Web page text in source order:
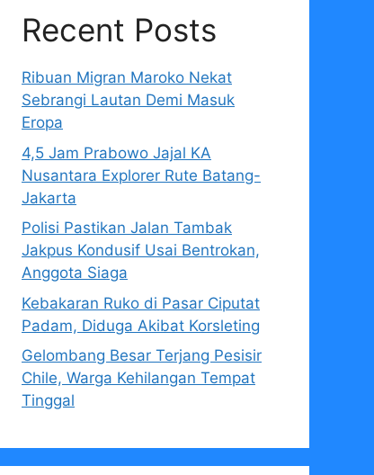
Recent Posts
Ribuan Migran Maroko Nekat
Sebrangi Lautan Demi Masuk
Eropa
4,5 Jam Prabowo Jajal KA
Nusantara Explorer Rute Batang-
Jakarta
Polisi Pastikan Jalan Tambak
Jakpus Kondusif Usai Bentrokan,
Anggota Siaga
Kebakaran Ruko di Pasar Ciputat
Padam, Diduga Akibat Korsleting
Gelombang Besar Terjang Pesisir
Chile, Warga Kehilangan Tempat
Tinggal